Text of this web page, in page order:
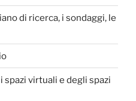
di ricerca, i sondaggi, le
virtuali e degli spazi